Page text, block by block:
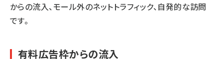
からの流入、モール外のネットトラフィック、自発的な訪問
です。
有料広告枠からの流入